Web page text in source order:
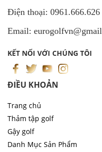
Điện thoại: 0961.666.626
Email:
KẾT NỐI VỚI CHÚNG TÔI
ĐIỀU KHOẢN
Trang chủ
Thảm tập golf
Gậy golf
Danh Mục Sản Phẩm